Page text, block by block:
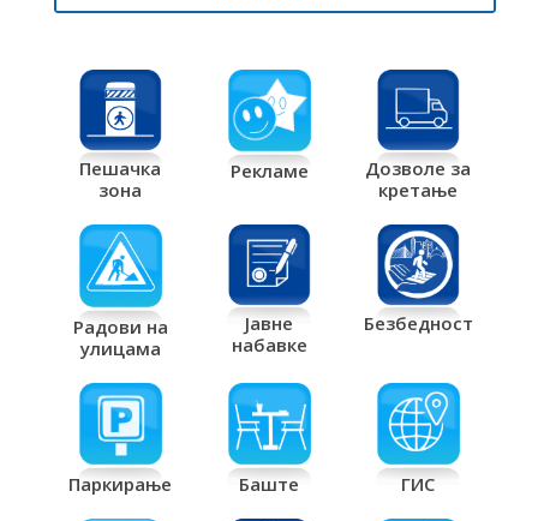
Пешачка
зона
Рекламе
Дозволе за
кретање
Радови на
улицама
Јавне
набавке
Безбедност
Паркирање Баште ГИС